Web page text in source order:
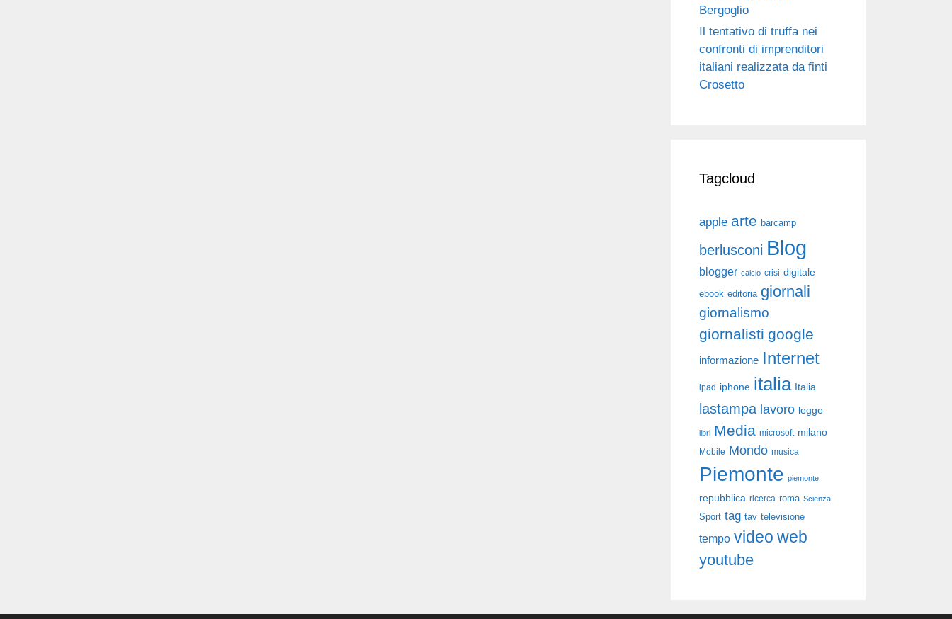
Bergoglio
Il tentativo di truffa nei
confronti di imprenditori
italiani realizzata da finti
Crosetto
Tagcloud
apple arte barcamp
berlusconi Blog
blogger calcio crisi digitale
ebook editoria giornali
giornalismo
giornalisti google
informazione Internet
ipad iphone italia Italia
lastampa lavoro legge
libri Media microsoft milano
Mobile Mondo musica
Piemonte piemonte
repubblica ricerca roma Scienza
Sport tag tav televisione
tempo video web
youtube